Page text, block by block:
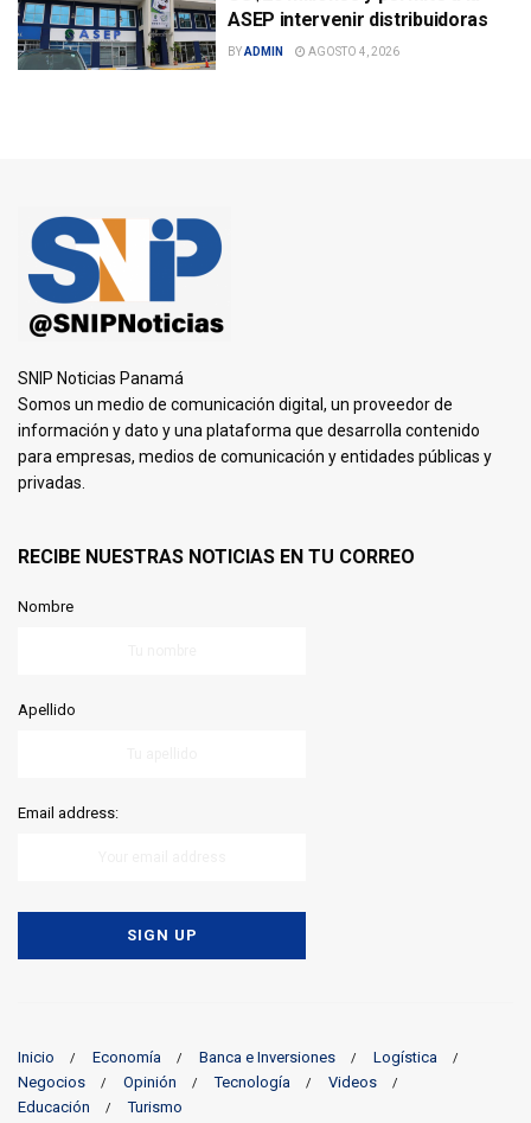
ASEP intervenir distribuidoras
BYADMIN AGOSTO 4, 2026
SNIP Noticias Panamá
Somos un medio de comunicación digital, un proveedor de
información y dato y una plataforma que desarrolla contenido
para empresas, medios de comunicación y entidades públicas y
privadas.
RECIBE NUESTRAS NOTICIAS EN TU CORREO
Nombre
Apellido
Email address:
Inicio Economía Banca e Inversiones
Logística
Negocios
Opinión Tecnología
Videos
Educación
Turismo